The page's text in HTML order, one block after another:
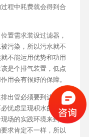
程中耗费就会得到合
置需求装设过滤器，
污染，所以污水就不
不能运用优势和功用
是个排气装置，低点
用会有很好的保障。
出管必须要到达必定
忧虑呈现积水的状
场的实践环境来到达
求肯定不一样，所以